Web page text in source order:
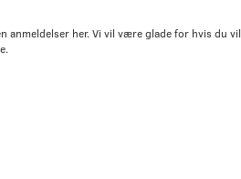
anmeldelser her. Vi vil være glade for hvis du vil